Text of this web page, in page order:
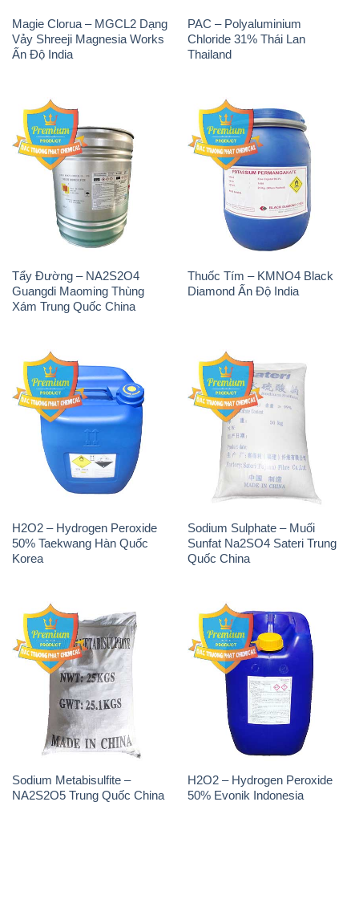
Magie Clorua – MGCL2 Dạng
Vảy Shreeji Magnesia Works
Ấn Độ India
PAC – Polyaluminium
Chloride 31% Thái Lan
Thailand
Tẩy Đường – NA2S2O4
Guangdi Maoming Thùng
Xám Trung Quốc China
Thuốc Tím – KMNO4 Black
Diamond Ấn Độ India
H2O2 – Hydrogen Peroxide
50% Taekwang Hàn Quốc
Korea
Sodium Sulphate – Muối
Sunfat Na2SO4 Sateri Trung
Quốc China
Sodium Metabisulfite –
NA2S2O5 Trung Quốc China
H2O2 – Hydrogen Peroxide
50% Evonik Indonesia